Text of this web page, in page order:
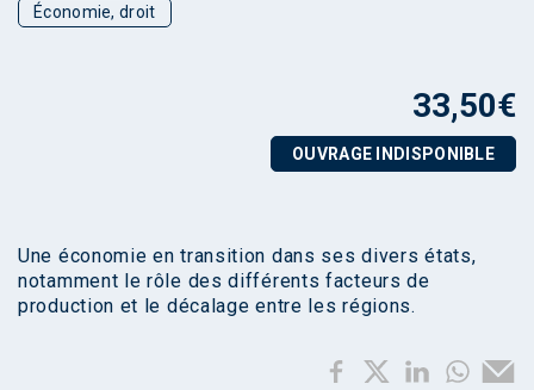
Économie, droit
33,50€
OUVRAGE INDISPONIBLE
Une économie en transition dans ses divers états,
notamment le rôle des différents facteurs de
production et le décalage entre les régions.